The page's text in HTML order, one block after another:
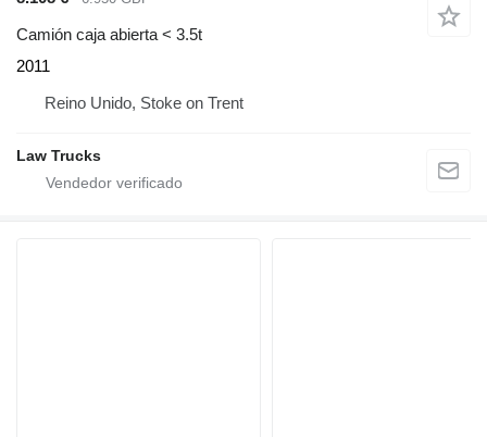
Camión caja abierta < 3.5t
2011
Reino Unido, Stoke on Trent
Law Trucks